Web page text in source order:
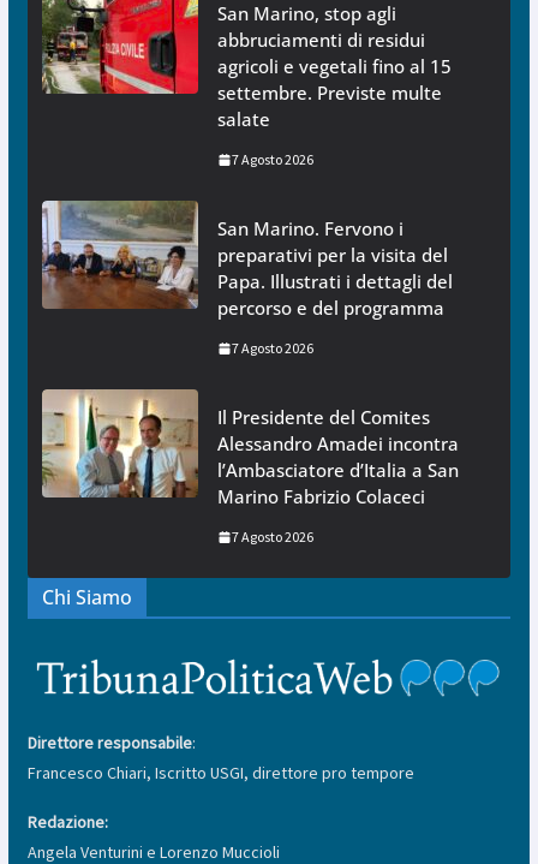
San Marino, stop agli
abbruciamenti di residui
agricoli e vegetali fino al 15
settembre. Previste multe
salate
7 Agosto 2026
San Marino. Fervono i
preparativi per la visita del
Papa. Illustrati i dettagli del
percorso e del programma
7 Agosto 2026
Il Presidente del Comites
Alessandro Amadei incontra
l’Ambasciatore d’Italia a San
Marino Fabrizio Colaceci
7 Agosto 2026
Chi Siamo
Direttore responsabile:
Francesco Chiari, Iscritto USGI, direttore pro tempore
Redazione:
Angela Venturini e Lorenzo Muccioli